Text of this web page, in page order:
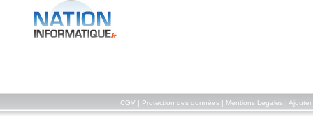
CGV Protection des données| Mentions Légales| Ajouter